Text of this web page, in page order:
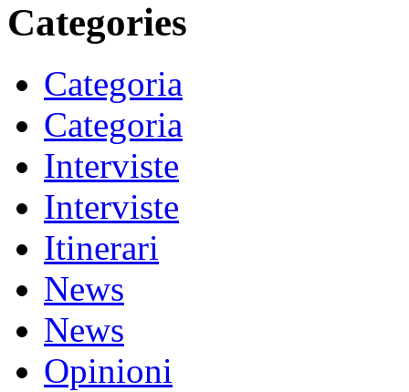
Categories
Categoria
Categoria
Interviste
Interviste
Itinerari
News
News
Opinioni